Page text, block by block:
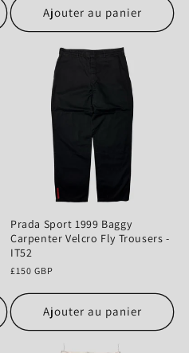
Ajouter au panier
Prada Sport 1999 Baggy
Carpenter Velcro Fly Trousers -
IT52
Prix
£150 GBP
Ajouter au panier